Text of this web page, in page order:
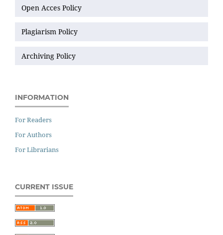
Open Acces Policy
Plagiarism Policy
Archiving Policy
INFORMATION
For Readers
For Authors
For Librarians
CURRENT ISSUE